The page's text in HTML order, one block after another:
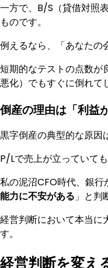
一方で、B/S（貸借対照
ものです。
例えるなら、「あなたの
短期的なテストの点数が
悪化）でもすぐに倒れて
倒産の理由は「利益
黒字倒産の典型的な原因
P/Lで売上が立っていて
私の泥沼CFO時代、銀行
能力に不安がある」と判
経営判断において本当に
す。
経営判断を変え